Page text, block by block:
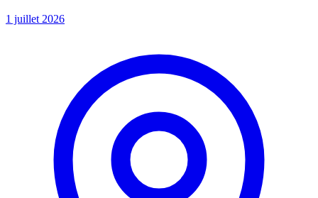
1 juillet 2026